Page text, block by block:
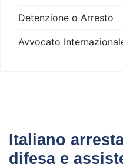
Detenzione o Arresto
Avvocato
Italiano
difesa e